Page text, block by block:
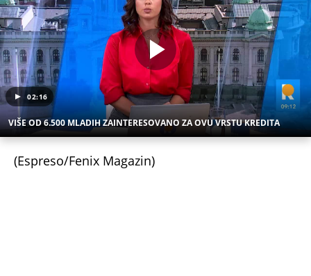
02:16
VIŠE OD 6.500 MLADIH ZAINTERESOVANO ZA OVU VRSTU KREDITA
(Espreso/Fenix Magazin)